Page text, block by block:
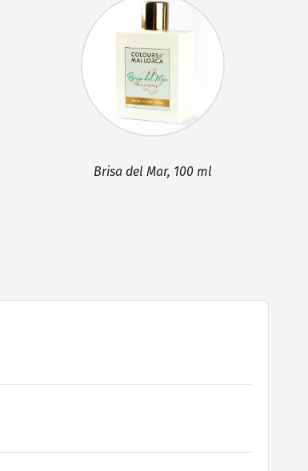
Brisa del Mar, 100 ml